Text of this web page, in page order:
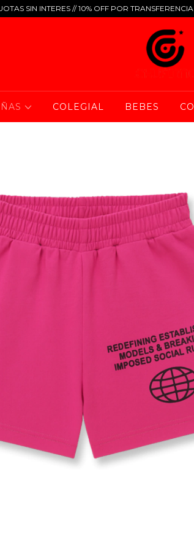
SIN INTERES // 10% OFF POR
COLEGIAL BEBES